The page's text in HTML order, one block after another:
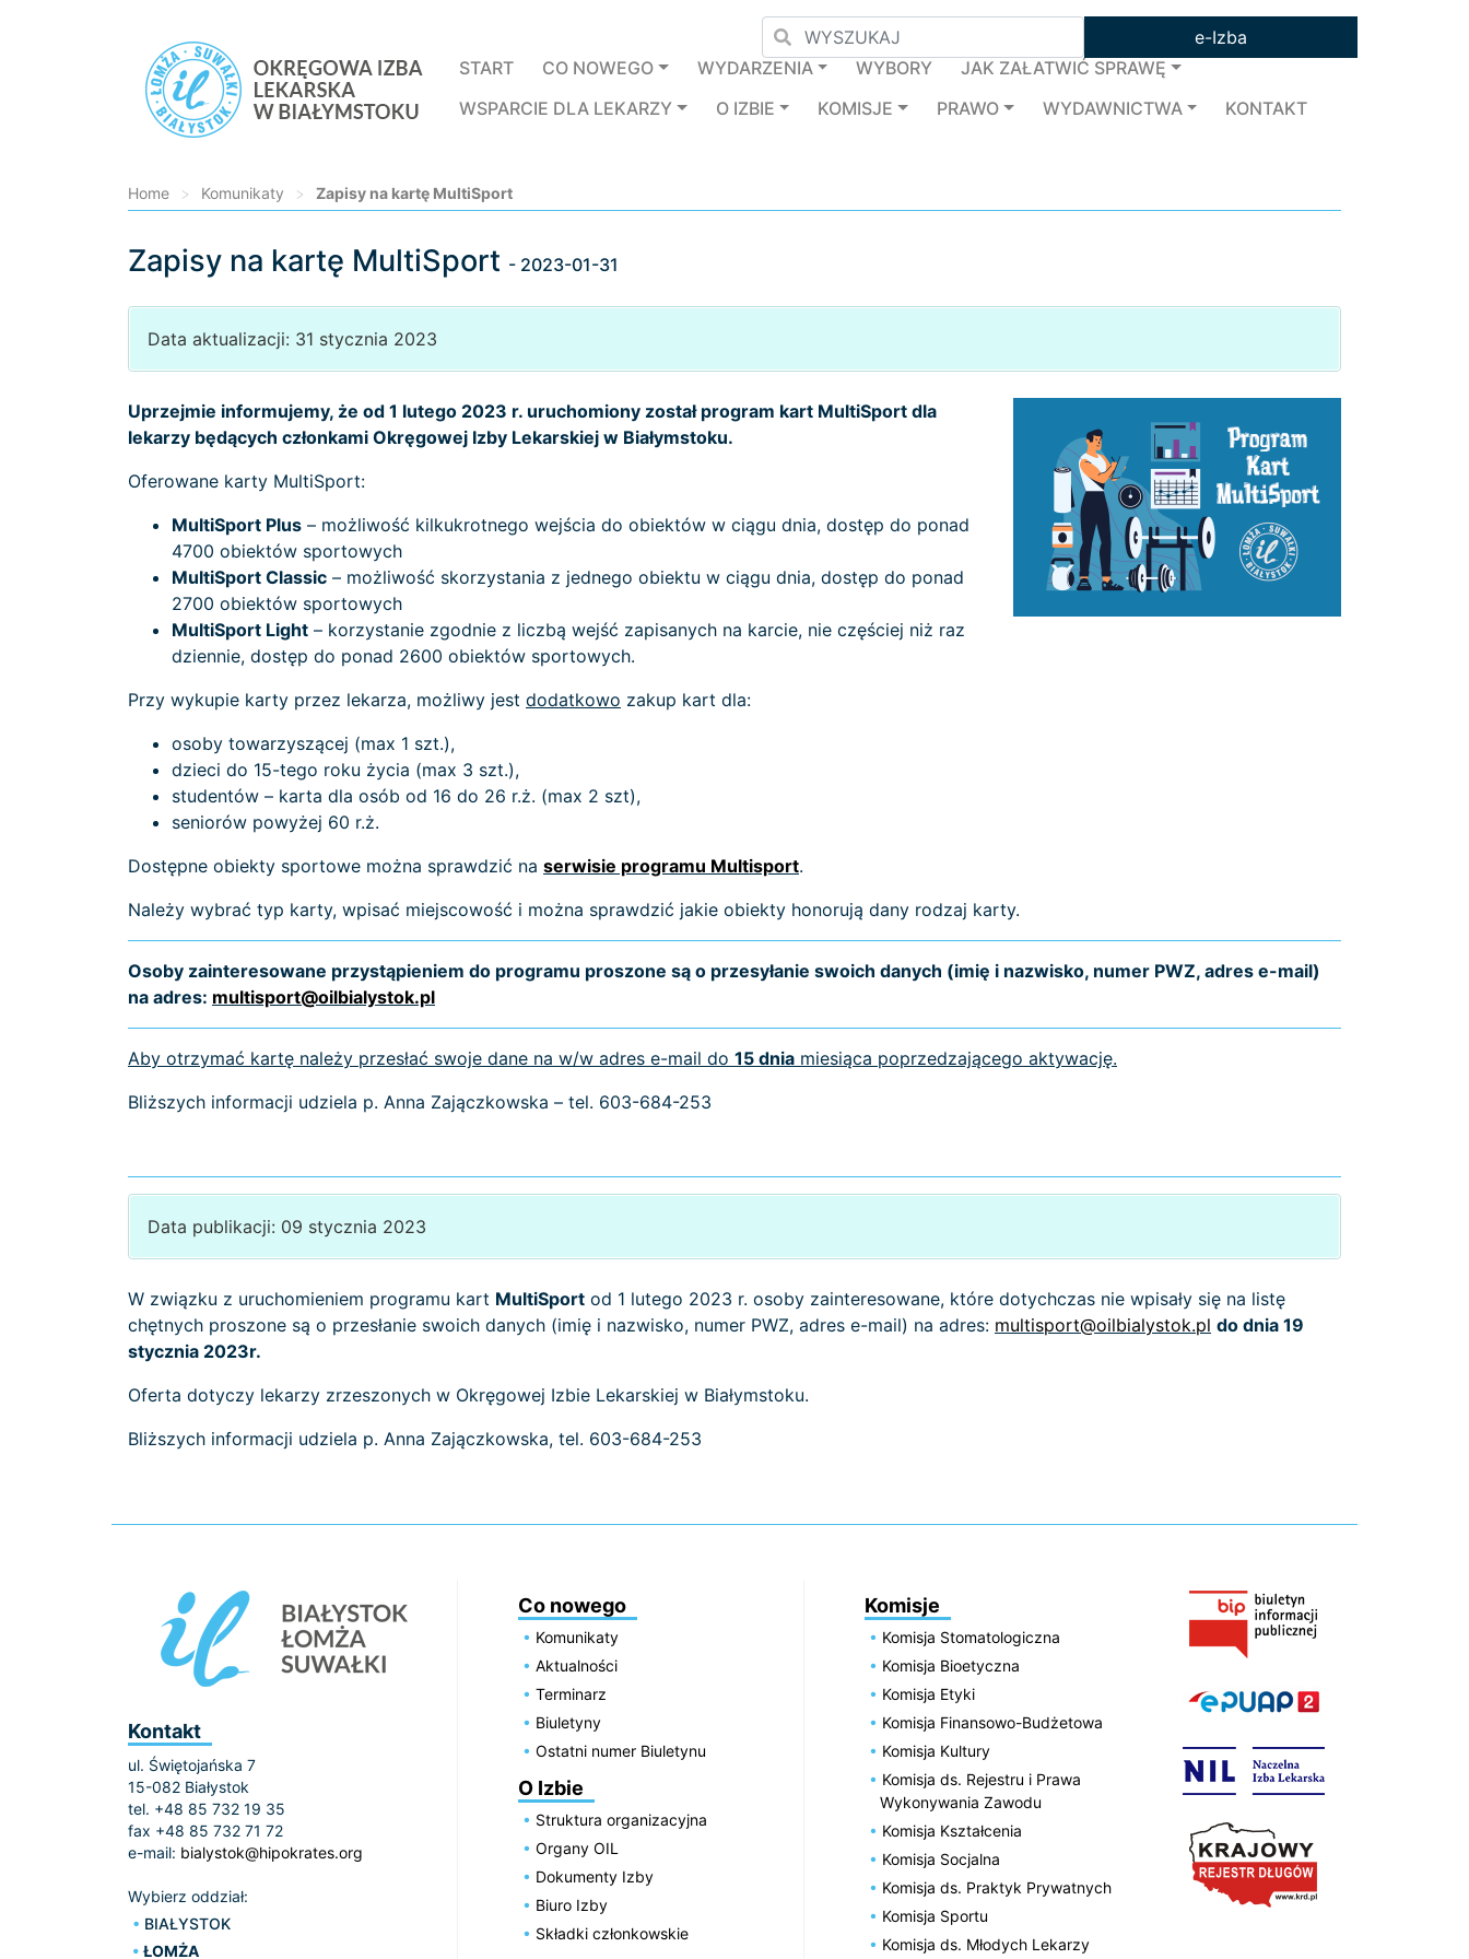
e-Izba
START
CO NOWEGO WYDARZENIA WYBORY
JAK ZAŁATWIĆ SPRAWĘ
WSPARCIE DLA LEKARZY
O IZBIE KOMISJE PRAWO WYDAWNICTWA KONTAKT
Home > Komunikaty > Zapisy na kartę MultiSport
Zapisy na kartę MultiSport - 2023-01-31
Data aktualizacji: 31 stycznia 2023
Uprzejmie informujemy, że od 1 lutego 2023 r. uruchomiony został program kart MultiSport dla
lekarzy będących członkami Okręgowej Izby Lekarskiej w Białymstoku.
Oferowane karty MultiSport:
MultiSport Plus – możliwość kilkukrotnego wejścia do obiektów w ciągu dnia, dostęp do ponad
4700 obiektów sportowych
MultiSport Classic – możliwość skorzystania z jednego obiektu w ciągu dnia, dostęp do ponad
2700 obiektów sportowych
MultiSport Light – korzystanie zgodnie z liczbą wejść zapisanych na karcie, nie częściej niż raz
dziennie, dostęp do ponad 2600 obiektów sportowych.
Przy wykupie karty przez lekarza, możliwy jest dodatkowo zakup kart dla:
osoby towarzyszącej (max 1 szt.),
dzieci do 15-tego roku życia (max 3 szt.),
studentów – karta dla osób od 16 do 26 r.ż. (max 2 szt),
seniorów powyżej 60 r.ż.
Dostępne obiekty sportowe można sprawdzić na serwisie programu Multisport.
Należy wybrać typ karty, wpisać miejscowość i można sprawdzić jakie obiekty honorują dany rodzaj karty.
Osoby zainteresowane przystąpieniem do programu proszone są o przesyłanie swoich danych (imię i nazwisko, numer PWZ, adres e-mail)
na adres: multisport@oilbialystok.pl
Aby otrzymać kartę należy przesłać swoje dane na w/w adres e-mail do 15 dnia miesiąca poprzedzającego aktywację.
Bliższych informacji udziela p. Anna Zajączkowska – tel. 603-684-253
Data publikacji: 09 stycznia 2023
W związku z uruchomieniem programu kart MultiSport od 1 lutego 2023 r. osoby zainteresowane, które dotychczas nie wpisały się na listę
chętnych proszone są o przesłanie swoich danych (imię i nazwisko, numer PWZ, adres e-mail) na adres: multisport@oilbialystok.pl do dnia 19
stycznia 2023r.
Oferta dotyczy lekarzy zrzeszonych w Okręgowej Izbie Lekarskiej w Białymstoku.
Bliższych informacji udziela p. Anna Zajączkowska, tel. 603-684-253
Kontakt
ul. Świętojańska 7
15-082 Białystok
tel. +48 85 732 19 35
fax +48 85 732 71 72
e-mail: bialystok@hipokrates.org
Wybierz oddział:
BIAŁYSTOK
ŁOMŻA
Co nowego
Komunikaty
Aktualności
Terminarz
Biuletyny
Ostatni numer Biuletynu
O Izbie
Struktura organizacyjna
Organy OIL
Dokumenty Izby
Biuro Izby
Składki członkowskie
Komisje
Komisja Stomatologiczna
Komisja Bioetyczna
Komisja Etyki
Komisja Finansowo-Budżetowa
Komisja Kultury
Komisja ds. Rejestru i Prawa
Wykonywania Zawodu
Komisja Kształcenia
Komisja Socjalna
Komisja ds. Praktyk Prywatnych
Komisja Sportu
Komisja ds. Młodych Lekarzy